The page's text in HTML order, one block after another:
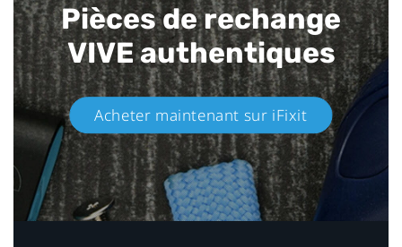
Pièces de rechange
VIVE authentiques​
Acheter maintenant sur iFixit​